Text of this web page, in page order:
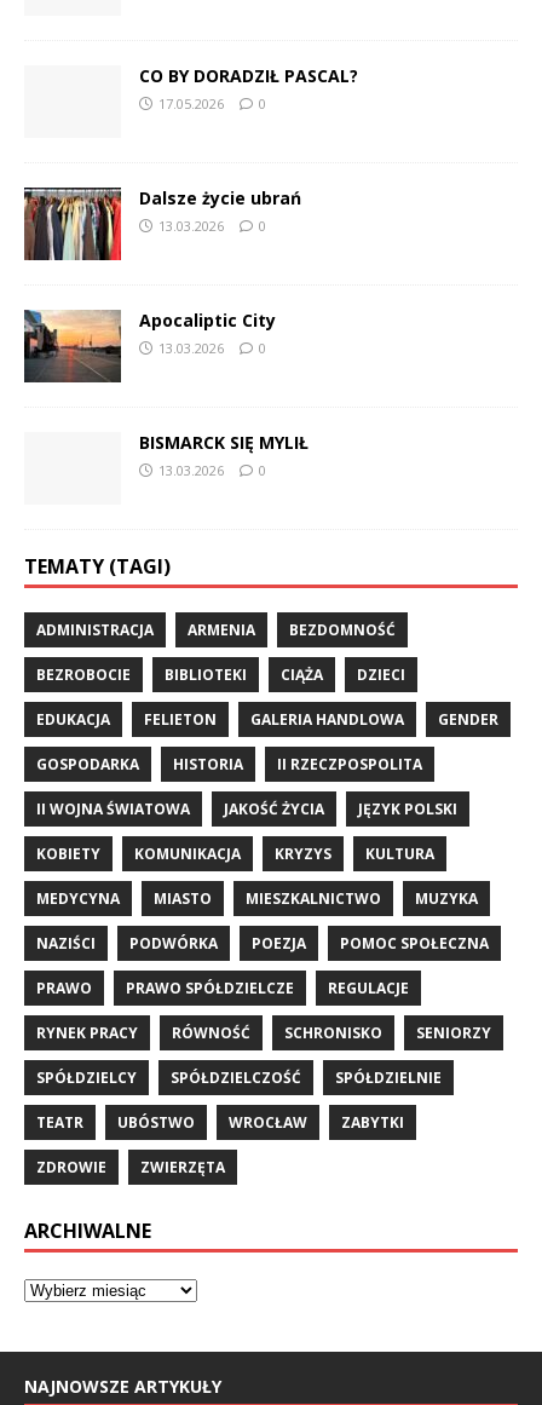
CO BY DORADZIŁ PASCAL?
17.05.2026 0
Dalsze życie ubrań
13.03.2026 0
Apocaliptic City
13.03.2026 0
BISMARCK SIĘ MYLIŁ
13.03.2026 0
TEMATY (TAGI)
ADMINISTRACJA ARMENIA BEZDOMNOŚĆ
BEZROBOCIE BIBLIOTEKI CIĄŻA DZIECI
EDUKACJA FELIETON GALERIA HANDLOWA GENDER
GOSPODARKA HISTORIA II RZECZPOSPOLITA
II WOJNA ŚWIATOWA JAKOŚĆ ŻYCIA JĘZYK POLSKI
KOBIETY KOMUNIKACJA KRYZYS KULTURA
MEDYCYNA MIASTO MIESZKALNICTWO MUZYKA
NAZIŚCI PODWÓRKA POEZJA POMOC SPOŁECZNA
PRAWO PRAWO SPÓŁDZIELCZE REGULACJE
RYNEK PRACY RÓWNOŚĆ SCHRONISKO SENIORZY
SPÓŁDZIELCY SPÓŁDZIELCZOŚĆ SPÓŁDZIELNIE
TEATR UBÓSTWO WROCŁAW ZABYTKI
ZDROWIE ZWIERZĘTA
ARCHIWALNE
NAJNOWSZE ARTYKUŁY